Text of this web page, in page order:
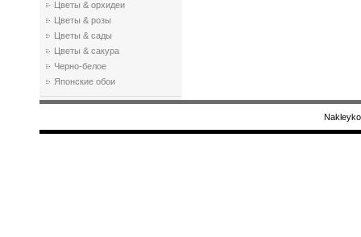
Цветы & орхидеи
Цветы & розы
Цветы & сады
Цветы & сакура
Черно-белое
Японские обои